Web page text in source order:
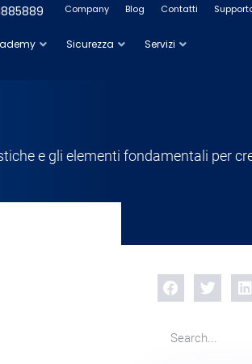
Company Blog Contatti
Sicurezza Servizi
e gli elementi fondamentali per